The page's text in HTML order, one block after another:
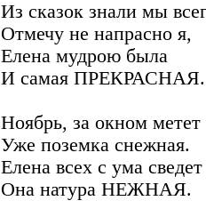
Из сказок знали мы
Отмечу не напрасно я,
Елена мудрою была
И самая ПРЕКРАСНАЯ.
Ноябрь, за окном метет
Уже поземка снежная.
Елена всех с ума
Она натура НЕЖНАЯ.